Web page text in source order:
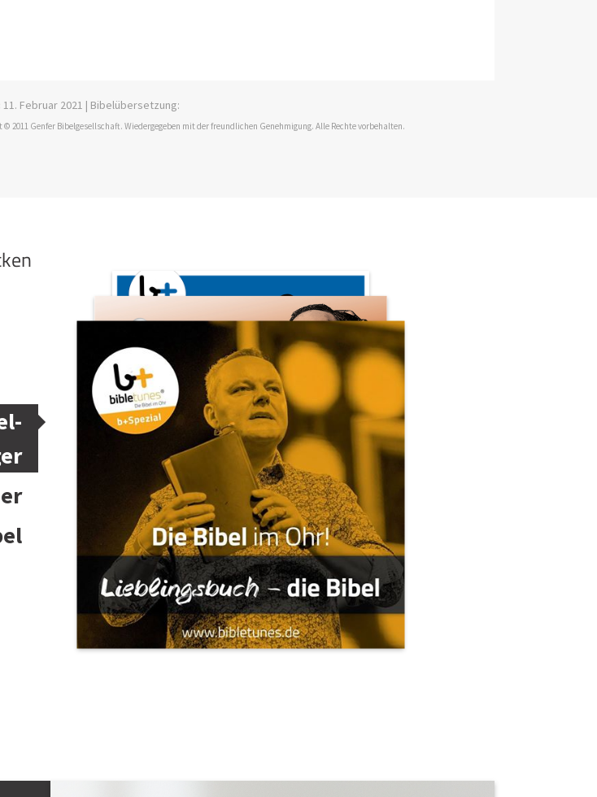
11. Februar 2021 | Bibelübersetzung:
2011 Genfer Bibelgesellschaft. Wiedergegeben mit der freundlichen Genehmigung. Alle Rechte vorbehalten.